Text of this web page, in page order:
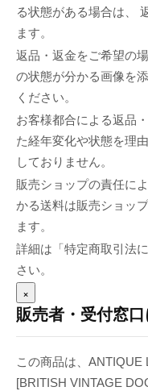
る状態がある場合は、
ます。
返品・返金をご希望の
の状態が分かる画像を
ください。
お客様都合による返品
た経年変化や状態を理
しておりません。
販売ショップの責任に
かる送料は販売ショッ
ます。
詳細は「特定商取引法
さい。
×
販売者・受付窓
この商品は、ANTIQUE
[BRITISH VINTAGE